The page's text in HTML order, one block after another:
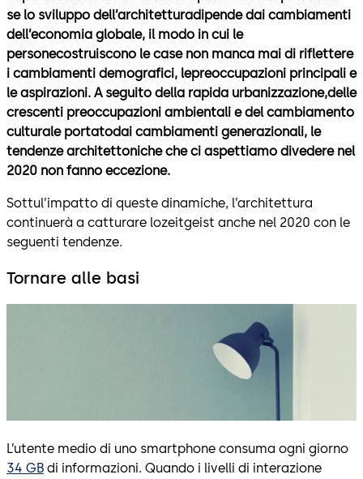
se lo sviluppo dell’architetturadipende dai cambiamenti
dell’economia globale, il modo in cui le
personecostruiscono le case non manca mai di riflettere
i cambiamenti demografici, lepreoccupazioni principali e
le aspirazioni. A seguito della rapida urbanizzazione,delle
crescenti preoccupazioni ambientali e del cambiamento
culturale portatodai cambiamenti generazionali, le
tendenze architettoniche che ci aspettiamo divedere nel
2020 non fanno eccezione.
Sottul’impatto di queste dinamiche, l’architettura
continuerà a catturare lozeitgeist anche nel 2020 con le
seguenti tendenze.
Tornare alle basi
L’utente medio di uno smartphone consuma ogni giorno
34 GB di informazioni. Quando i livelli di interazione